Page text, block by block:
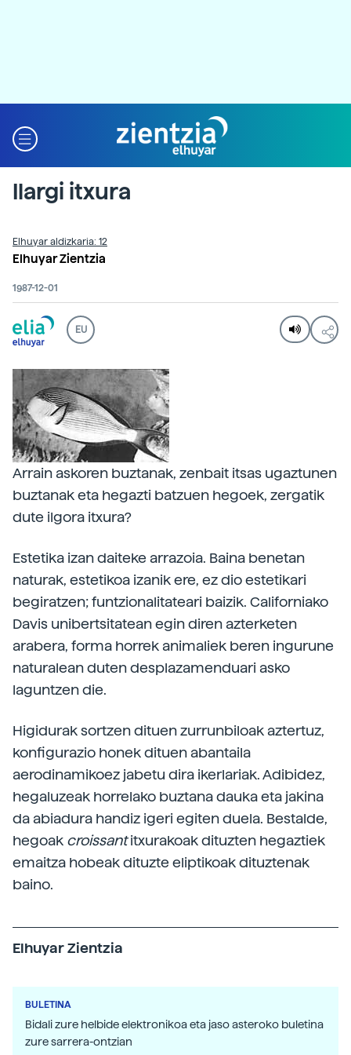
Ilargi itxura
Elhuyar aldizkaria: 12
Elhuyar Zientzia
1987-12-01
EU
Arrain askoren buztanak, zenbait itsas ugaztunen
buztanak eta hegazti batzuen hegoek, zergatik
dute ilgora itxura?
Estetika izan daiteke arrazoia. Baina benetan
naturak, estetikoa izanik ere, ez dio estetikari
begiratzen; funtzionalitateari baizik. Californiako
Davis unibertsitatean egin diren azterketen
arabera, forma horrek animaliek beren ingurune
naturalean duten desplazamenduari asko
laguntzen die.
Higidurak sortzen dituen zurrunbiloak aztertuz,
konfigurazio honek dituen abantaila
aerodinamikoez jabetu dira ikerlariak. Adibidez,
hegaluzeak horrelako buztana dauka eta jakina
da abiadura handiz igeri egiten duela. Bestalde,
hegoak croissantitxurakoak dituzten hegaztiek
emaitza hobeak dituzte eliptikoak dituztenak
baino.
Elhuyar Zientzia
BULETINA
Bidali zure helbide elektronikoa eta jaso asteroko buletina
zure sarrera-ontzian